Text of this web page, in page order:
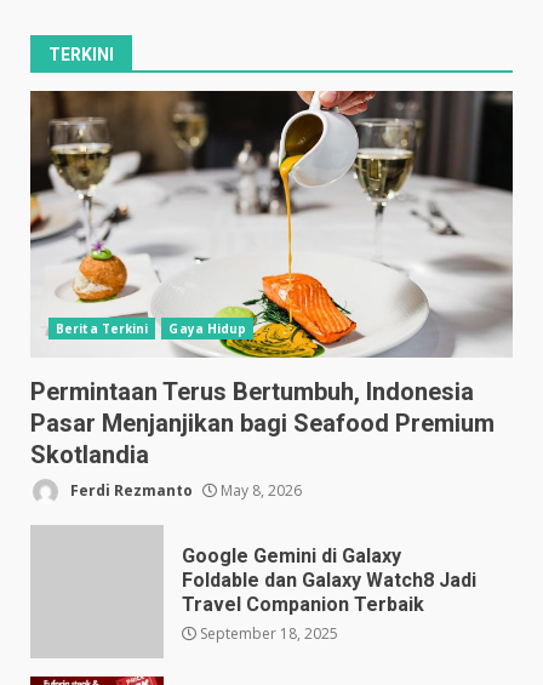
TERKINI
Berita Terkini Gaya Hidup
Permintaan Terus Bertumbuh, Indonesia
Pasar Menjanjikan bagi Seafood Premium
Skotlandia
Ferdi Rezmanto May 8, 2026
Google Gemini di Galaxy
Foldable dan Galaxy Watch8 Jadi
Travel Companion Terbaik
September 18, 2025